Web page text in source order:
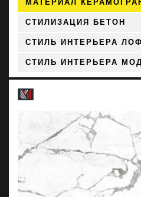
МАТЕРИАЛ
СТИЛИЗАЦИЯ БЕТОН
СТИЛЬ ИНТЕРЬЕРА
СТИЛЬ ИНТЕРЬЕРА